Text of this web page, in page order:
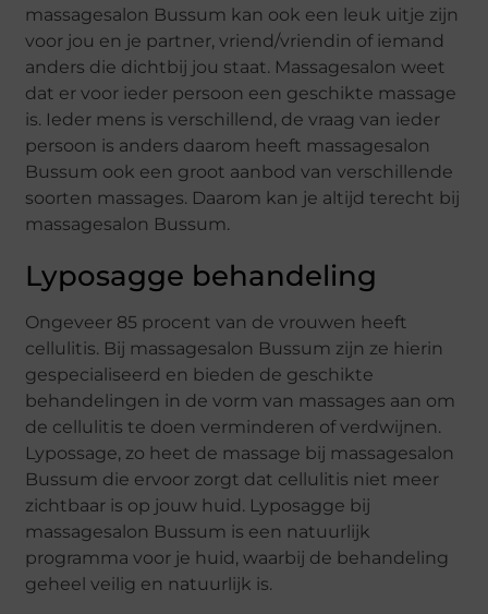
massagesalon Bussum kan ook een leuk uitje zijn
voor jou en je partner, vriend/vriendin of iemand
anders die dichtbij jou staat. Massagesalon weet
dat er voor ieder persoon een geschikte massage
is. Ieder mens is verschillend, de vraag van ieder
persoon is anders daarom heeft massagesalon
Bussum ook een groot aanbod van verschillende
soorten massages. Daarom kan je altijd terecht bij
massagesalon Bussum.
Lyposagge behandeling
Ongeveer 85 procent van de vrouwen heeft
cellulitis. Bij massagesalon Bussum zijn ze hierin
gespecialiseerd en bieden de geschikte
behandelingen in de vorm van massages aan om
de cellulitis te doen verminderen of verdwijnen.
Lypossage, zo heet de massage bij massagesalon
Bussum die ervoor zorgt dat cellulitis niet meer
zichtbaar is op jouw huid. Lyposagge bij
massagesalon Bussum is een natuurlijk
programma voor je huid, waarbij de behandeling
geheel veilig en natuurlijk is.